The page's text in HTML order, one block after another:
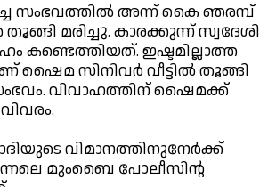
സംഭവത്തില്‍ അന്ന് കൈ ഞരമ്പ്
മരിച്ചു. കാരക്കുന്ന് സ്വദേശി
കണ്ടെത്തിയത്. ഇഷ്ടമില്ലാത്ത
ഷൈമ സിനിവര്‍ വീട്ടില്‍ തൂങ്ങി
വിവാഹത്തിന് ഷൈമക്ക്
വിമാനത്തിനുനേര്‍ക്ക്
മുംബൈ പോലീസിന്റ